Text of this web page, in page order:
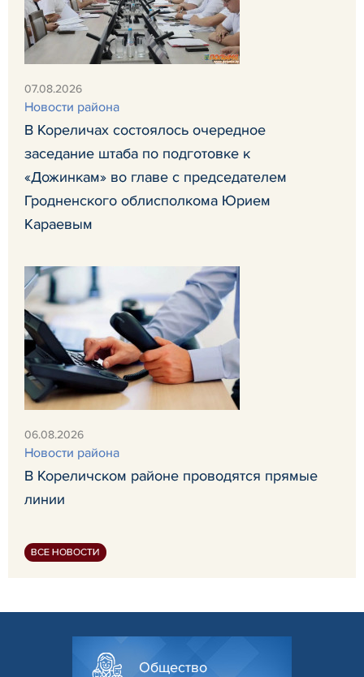
07.08.2026
Новости района
В Кореличах состоялось очередное
заседание штаба по подготовке к
«Дожинкам» во главе с председателем
Гродненского облисполкома Юрием
Караевым
06.08.2026
Новости района
В Кореличском районе проводятся прямые
линии
ВСЕ НОВОСТИ
Общество